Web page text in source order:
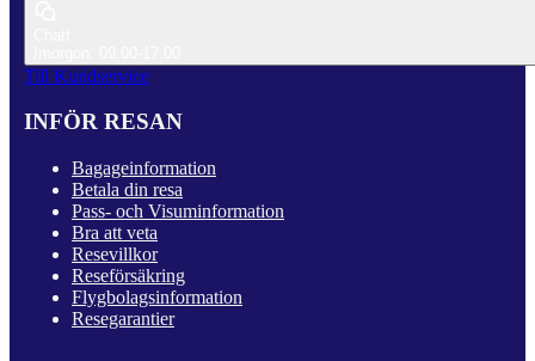
Till Kundservice
INFÖR RESAN
Bagageinformation
Betala din resa
Pass- och Visuminformation
Bra att veta
Resevillkor
Reseförsäkring
Flygbolagsinformation
Resegarantier